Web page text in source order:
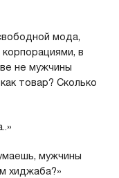
мода,
в
не мужчины
товар? Сколько
мужчины
хиджаба?»